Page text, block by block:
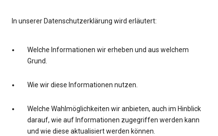
In unserer Datenschutzerklärung wird erläutert:
Welche Informationen wir erheben und aus welchem
Grund.
Wie wir diese Informationen nutzen.
Welche Wahlmöglichkeiten wir anbieten, auch im Hinblick
darauf, wie auf Informationen zugegriffen werden kann
und wie diese aktualisiert werden können.